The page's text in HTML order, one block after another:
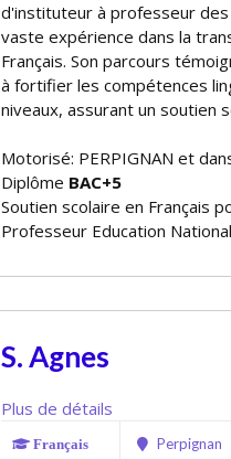
d'instituteur à professeur des
vaste expérience dans la
Français. Son parcours
à fortifier les compétences
niveaux, assurant un soutien
Motorisé: PERPIGNAN et
Diplôme BAC+5
Soutien scolaire en Français
Professeur Education
S. Agnes
Plus de détails
Français Perpignan